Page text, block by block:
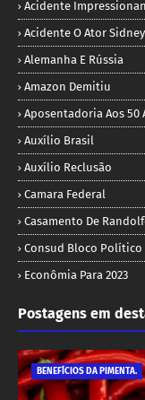
Acidente
Acidente O Ator
Alemanha E Rússia
Amazon Demitiu
Aposentadoria Aos 50
Auxílio Brasil
Auxílio Reclusão
Camara Federal
Casamento De
Consud Bloco Político
Econômia Para 2023
Postagens em
BENEFÍCIOS DA PIMENTA.